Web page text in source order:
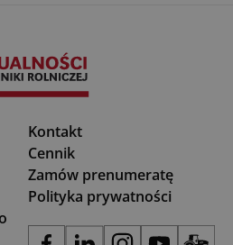
Kontakt
Cennik
Zamów prenumeratę
Polityka prywatności